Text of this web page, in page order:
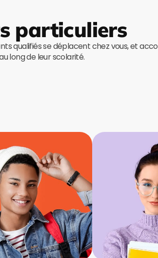
particuliers
qualifiés se déplacent chez vous, et
long de leur scolarité.